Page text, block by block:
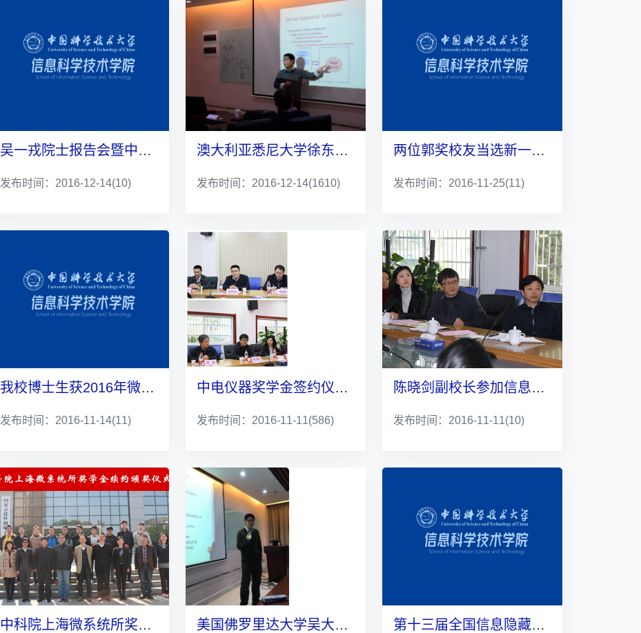
吴一戎院士报告会暨中科院电子所奖学金续签仪式举行
发布时间：2016-12-14(10)
澳大利亚悉尼大学徐东教授访问我校并做高水平学术讲座
发布时间：2016-12-14(1610)
两位郭奖校友当选新一届电子工程师协会会士
发布时间：2016-11-25(11)
我校博士生获2016年微软学者奖学金
发布时间：2016-11-14(11)
中电仪器奖学金签约仪式举行
发布时间：2016-11-11(586)
陈晓剑副校长参加信息学院教工党支部学习会
发布时间：2016-11-11(10)
中科院上海微系统所奖学金续约颁奖仪式举行 美国佛罗里达大学吴大鹏教授访问我校并做高水平学术讲座 第十三届全国信息隐藏暨多媒体信息安全学术大会召开